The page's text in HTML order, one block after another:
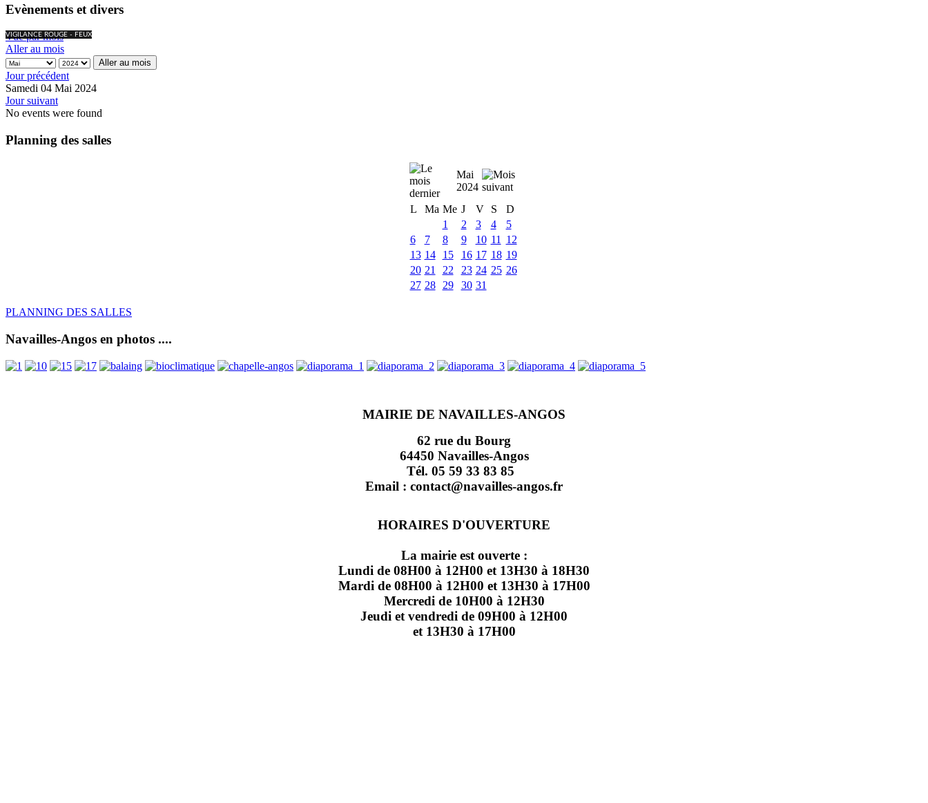
Evènements et divers
VIGILANCE ROUGE - FEUX
Vue par mois
Aller au mois
Aller au mois
Jour précédent
Samedi 04 Mai 2024
Jour suivant
No events were found
Planning des salles
Mai
2024
L
Ma Me J V S
D
1
2 3 4
5
6
7 8 9 10 11
12
13 14 15 16 17 18 19
20 21 22 23 24 25 26
27 28 29 30 31
PLANNING DES SALLES
Navailles-Angos en photos ....
MAIRIE DE NAVAILLES-ANGOS
62 rue du Bourg
64450 Navailles-Angos
Tél. 05 59 33 83 85
Email : contact@navailles-angos.fr
HORAIRES D'OUVERTURE
La mairie est ouverte :
Lundi de 08H00 à 12H00 et 13H30 à 18H30
Mardi de 08H00 à 12H00 et 13H30 à 17H00
Mercredi de 10H00 à 12H30
Jeudi et vendredi de 09H00 à 12H00
et 13H30 à 17H00